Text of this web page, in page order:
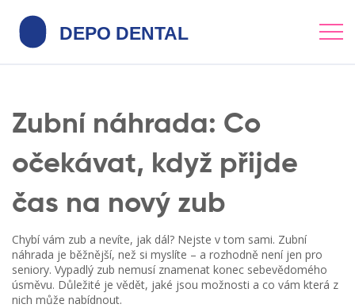
Zubní náhrada: Co
očekávat, když přijde
čas na nový zub
Chybí vám zub a nevíte, jak dál? Nejste v tom sami. Zubní
náhrada je běžnější, než si myslíte – a rozhodně není jen pro
seniory. Vypadlý zub nemusí znamenat konec sebevědomého
úsměvu. Důležité je vědět, jaké jsou možnosti a co vám která z
nich může nabídnout.